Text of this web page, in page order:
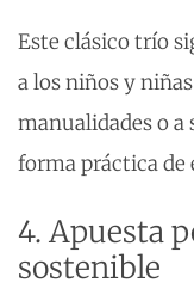
Este clásico trío
a los niños y
manualidades o a
forma práctica de
4. Apuesta
sostenible